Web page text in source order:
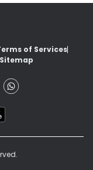
of Services
Sitemap